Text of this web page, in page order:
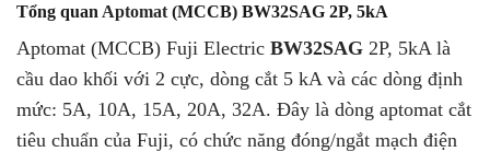
Tổng quan Aptomat (MCCB) BW32SAG 2P, 5kA
Aptomat (MCCB) Fuji Electric BW32SAG 2P, 5kA là
cầu dao khối với 2 cực, dòng cắt 5 kA và các dòng định
mức: 5A, 10A, 15A, 20A, 32A. Đây là dòng aptomat cắt
tiêu chuẩn của Fuji, có chức năng đóng/ngắt mạch điện